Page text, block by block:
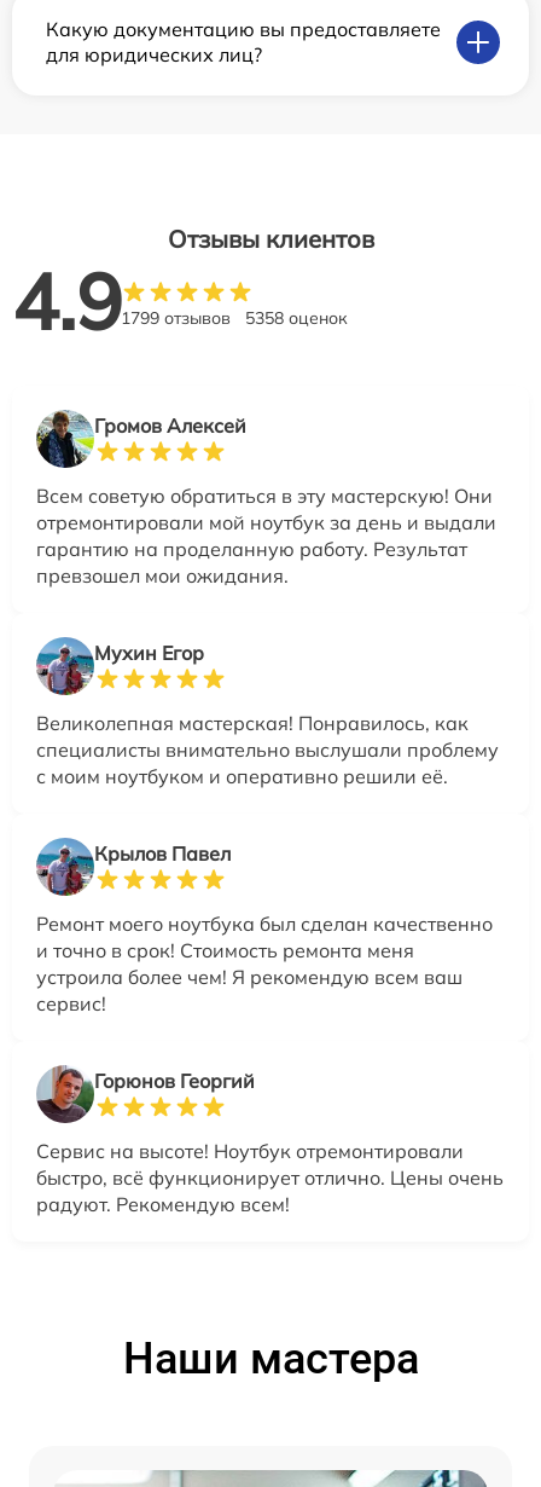
Какую документацию вы предоставляете
для юридических лиц?
Отзывы клиентов
4.91799 отзывов 5358 оценок
Громов Алексей
Всем советую обратиться в эту мастерскую! Они
отремонтировали мой ноутбук за день и выдали
гарантию на проделанную работу. Результат
превзошел мои ожидания.
Мухин Егор
Великолепная мастерская! Понравилось, как
специалисты внимательно выслушали проблему
с моим ноутбуком и оперативно решили её.
Крылов Павел
Ремонт моего ноутбука был сделан качественно
и точно в срок! Стоимость ремонта меня
устроила более чем! Я рекомендую всем ваш
сервис!
Горюнов Георгий
Сервис на высоте! Ноутбук отремонтировали
быстро, всё функционирует отлично. Цены очень
радуют. Рекомендую всем!
Наши мастера